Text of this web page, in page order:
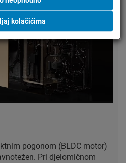
pogonom (BLDC motor)
Pri djelomičnom
kolačićima